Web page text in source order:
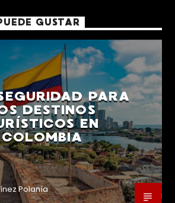
GUSTAR
PARA
DESTINOS
EN
COLOMBIA
Polanía